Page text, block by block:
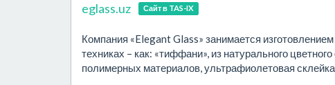
eglass.uz Сайт в TAS-IX
Компания «Elegant Glass» занимается
техниках – как: «тиффани», из натурального
полимерных материалов, ультрафиолетовая склейка